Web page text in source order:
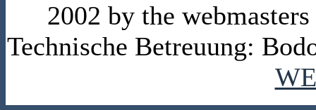
2002 by the
Technische Betreuung: